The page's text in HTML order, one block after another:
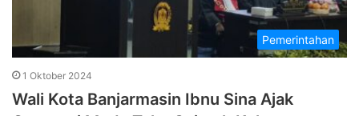
Pemerintahan
1 Oktober 2024
Wali Kota Banjarmasin Ibnu Sina Ajak